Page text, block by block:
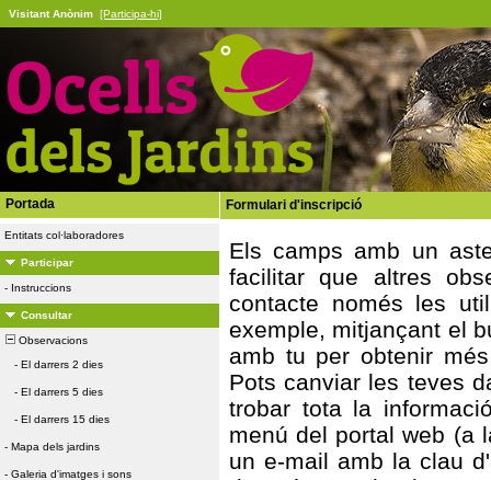
Visitant Anònim [Participa-hi]
Portada
Entitats col·laboradores
Participar
- Instruccions
Consultar
Observacions
- El darrers 2 dies
- El darrers 5 dies
- El darrers 15 dies
- Mapa dels jardins
- Galeria d'imatges i sons
Formulari d'inscripció
Els camps amb un
facilitar que altres
contacte només les
exemple, mitjançant el
amb tu per obtenir
Pots canviar les teves
trobar tota la
menú del portal web (a
un e-mail amb la clau